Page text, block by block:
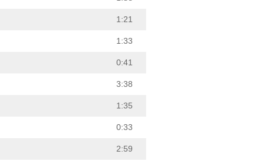
1:21
1:33
0:41
3:38
1:35
0:33
2:59